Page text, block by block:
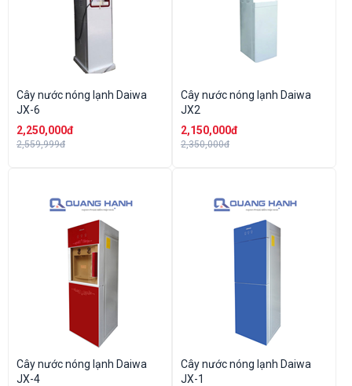
Cây nước nóng lạnh Daiwa
JX-6
2,250,000đ
2,559,999đ
Cây nước nóng lạnh Daiwa
JX2
2,150,000đ
2,350,000đ
Cây nước nóng lạnh Daiwa
JX-4
Cây nước nóng lạnh Daiwa
JX-1